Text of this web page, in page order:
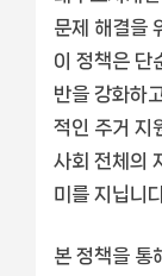
문제 해결을
이 정책은 단
반을 강화하
적인 주거 지
사회 전체의
미를 지닙니
본 정책을 통